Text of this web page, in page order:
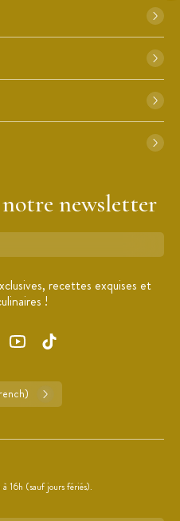
newsletter
recettes exquises et
!
16h (sauf jours fériés).